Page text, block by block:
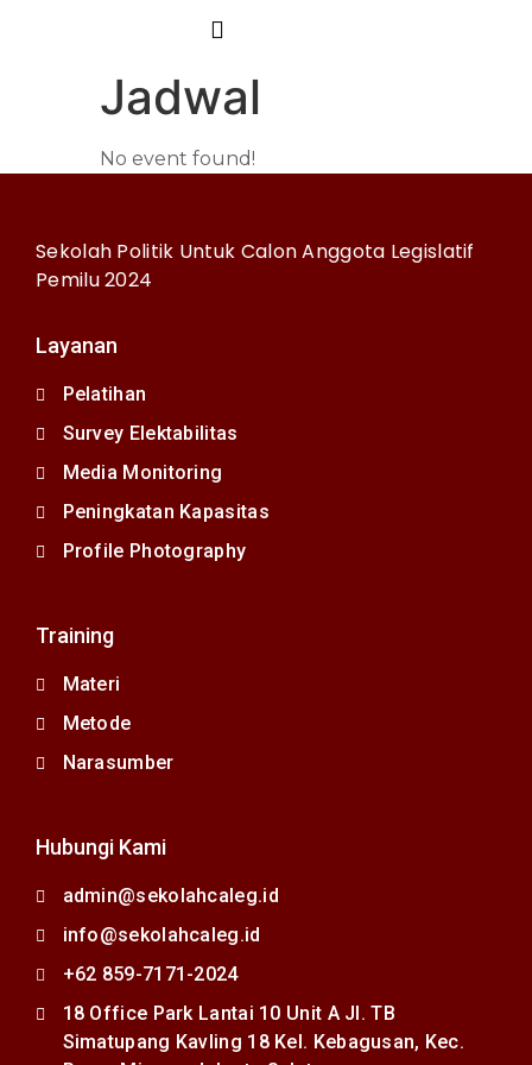
Jadwal
No event found!
Sekolah Politik Untuk Calon Anggota Legislatif
Pemilu 2024
Layanan
Pelatihan
Survey Elektabilitas
Media Monitoring
Peningkatan Kapasitas
Profile Photography
Training
Materi
Metode
Narasumber
Hubungi Kami
admin@sekolahcaleg.id
info@sekolahcaleg.id
+62 859-7171-2024
18 Office Park Lantai 10 Unit A Jl. TB
Simatupang Kavling 18 Kel. Kebagusan, Kec.